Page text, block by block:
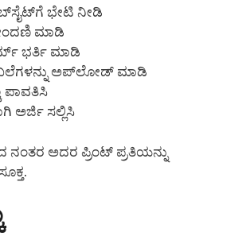
ಭೇಟಿ ನೀಡಿ
ಮಾಡಿ
ಭರ್ತಿ ಮಾಡಿ
ಅಪ್‌ಲೋಡ್ ಮಾಡಿ
ಪಾವತಿಸಿ
ಅರ್ಜಿ ಸಲ್ಲಿಸಿ
ನಂತರ ಅದರ ಪ್ರಿಂಟ್ ಪ್ರತಿಯನ್ನು